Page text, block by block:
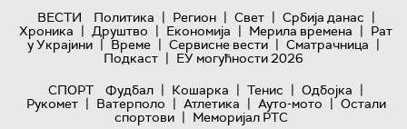
ВЕСТИ Политика | Регион | Свет | Србија данас |
Хроника | Друштво | Економија | Мерила времена | Рат
у Украјини | Време | Сервисне вести | Сматрачница |
Подкаст | ЕУ могућности 2026
СПОРТ
Фудбал | Кошарка | Тенис | Одбојка |
Рукомет | Ватерполо | Атлетика | Ауто-мото | Остали
спортови | Меморијал РТС